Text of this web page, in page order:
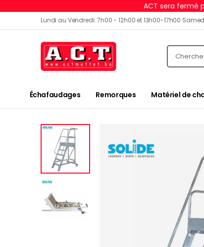
ACT sera fermé
Lundi au Vendredi: 7h00 - 12h00 et 13h00-17h00
Échafaudages Remorques Matériel de